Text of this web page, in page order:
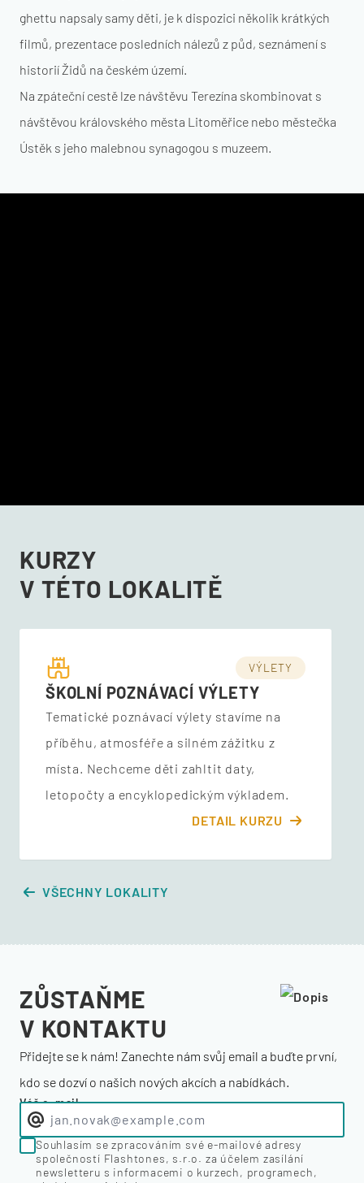
ghettu napsaly samy děti, je k dispozici několik krátkých
filmů, prezentace posledních nálezů z půd, seznámení s
historií Židů na českém území.
Na zpáteční cestě lze návštěvu Terezína skombinovat s
návštěvou královského města Litoměřice nebo městečka
Ústěk s jeho malebnou synagogou s muzeem.
KURZY
V TÉTO LOKALITĚ
VÝLETY
ŠKOLNÍ POZNÁVACÍ VÝLETY
Tematické poznávací výlety stavíme na
příběhu, atmosféře a silném zážitku z
místa. Nechceme děti zahltit daty,
letopočty a encyklopedickým výkladem.
DETAIL KURZU
VŠECHNY LOKALITY
ZŮSTAŇME
V KONTAKTU
Přidejte se k nám! Zanechte nám svůj email a buďte první,
kdo se dozví o našich nových akcích a nabídkách.
Váš e-mail
Souhlasím se zpracováním své e-mailové adresy
společností Flashtones, s.r.o. za účelem zasílání
newsletteru s informacemi o kurzech, programech,